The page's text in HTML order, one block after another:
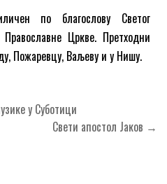
по благослову Светог
Православне Цркве. Претходни
Пожаревцу, Ваљеву и у Нишу.
у Суботици
Свети апостол Јаков →